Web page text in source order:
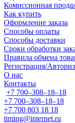
Комиссионная
Как купить
Оформление заказа
Способы оплаты
Способы доставки
Сроки обработки
Правила обмена
Регистрация/
О нас
Контакты
+7 700‒308‒18‒18
+7 700‒308‒18‒18
+7 700 803 18 18
timing@internet.ru